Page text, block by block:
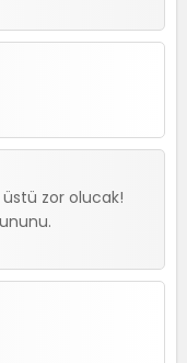
zor olucak!